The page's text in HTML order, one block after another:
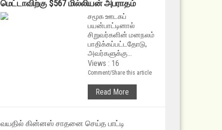
மெட்டாவிற்கு $567 மில்லியன் அபராதம்
சமூக ஊடகப்
பயன்பாட்டினால்
சிறுவர்களின் மனநலம்
பாதிக்கப்பட்டதோடு,
அவர்களுக்கு...
Views : 16
Comment/Share this article
Read More
வயதில் கின்னஸ் சாதனை செய்த பாட்டி